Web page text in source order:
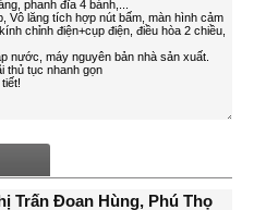
Trấn Đoan Hùng, Phú Thọ